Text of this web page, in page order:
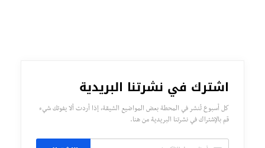
اشترك في نشرتنا البريدية
كل أسبوع تُنشر في المحطة بعض المواضيع الشيقة، إذا أردت ألا يفوتك شيء
قم بالإشتراك في نشرتنا البريدية من هنا.